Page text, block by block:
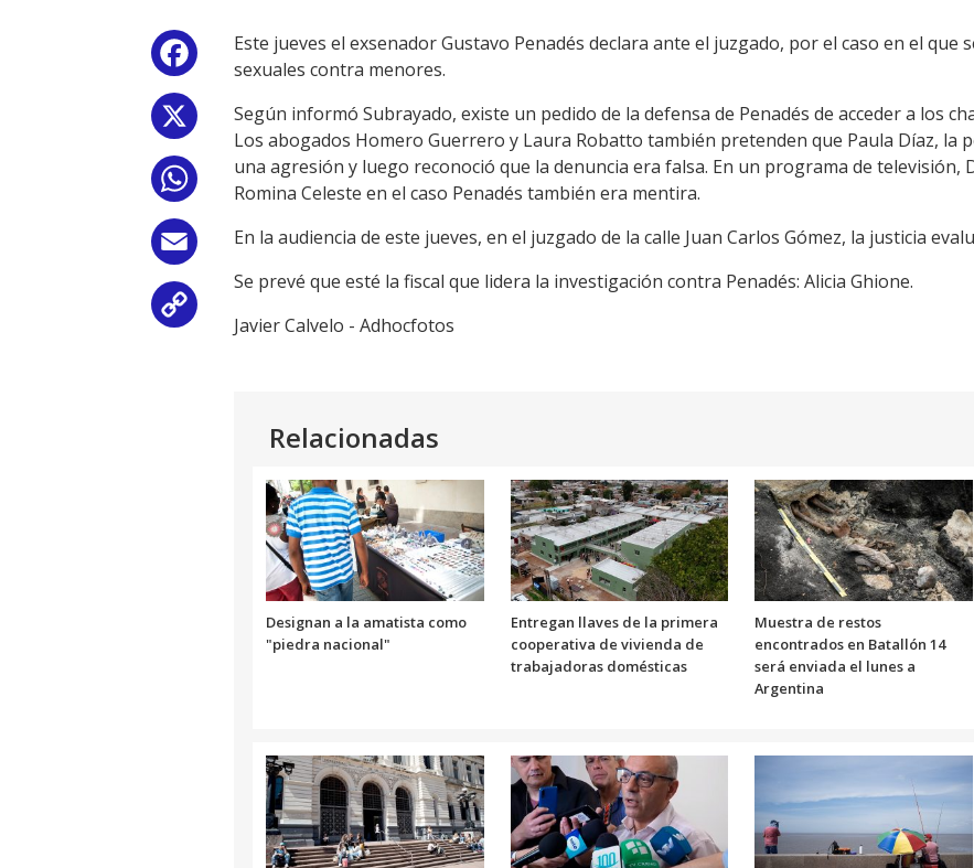
Facebook
WhatsApp
Email
Este jueves el exsenador Gustavo Penadés declara ante el juzgado, por el caso en el
sexuales contra menores.
Según informó Subrayado, existe un pedido de la defensa de Penadés de acceder a los
Los abogados Homero Guerrero y Laura Robatto también pretenden que Paula Díaz, la
una agresión y luego reconoció que la denuncia era falsa. En un programa de televisión,
Romina Celeste en el caso Penadés también era mentira.
En la audiencia de este jueves, en el juzgado de la calle Juan Carlos Gómez, la justicia
Se prevé que esté la fiscal que lidera la investigación contra Penadés: Alicia Ghione.
Javier Calvelo - Adhocfotos
Relacionadas
Designan a la amatista como
"piedra nacional"
Entregan llaves de la primera
cooperativa de vivienda de
trabajadoras domésticas
Muestra de restos
encontrados en Batallón 14
será enviada el lunes a
Argentina